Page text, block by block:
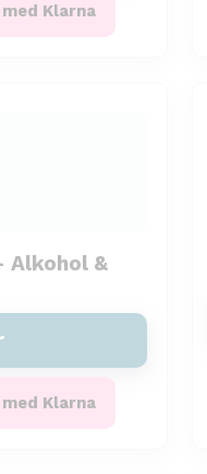
Klarna
Alkohol &
Klarna